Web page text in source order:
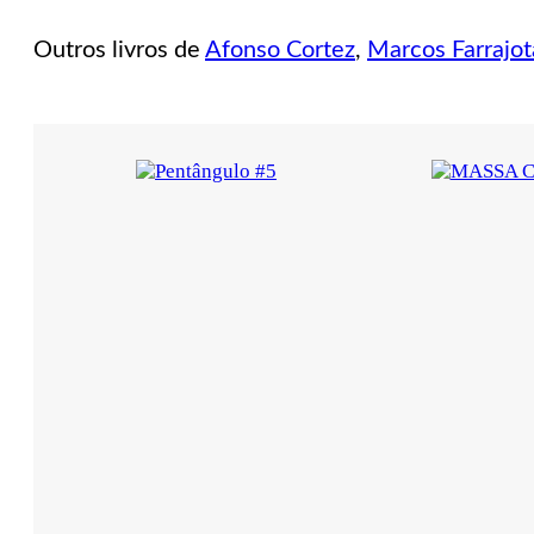
Outros livros de Afonso Cortez, Marcos